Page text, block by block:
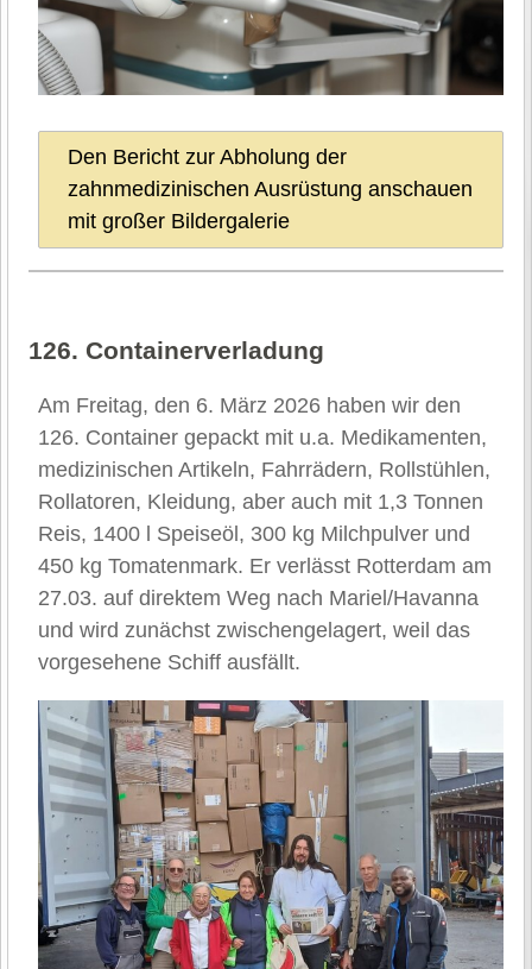
Den Bericht zur Abholung der
zahnmedizinischen Ausrüstung anschauen
mit großer Bildergalerie
126. Containerverladung
Am Freitag, den 6. März 2026 haben wir den
126. Container gepackt mit u.a. Medikamenten,
medizinischen Artikeln, Fahrrädern, Rollstühlen,
Rollatoren, Kleidung, aber auch mit 1,3 Tonnen
Reis, 1400 l Speiseöl, 300 kg Milchpulver und
450 kg Tomatenmark. Er verlässt Rotterdam am
27.03. auf direktem Weg nach Mariel/Havanna
und wird zunächst zwischengelagert, weil das
vorgesehene Schiff ausfällt.